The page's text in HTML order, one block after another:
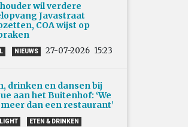
wil verdere
Javastraat
COA wijst op
NIEUWS 27-07-2026 15:23
drinken en dansen bij
aan het Buitenhof: ‘We
dan een restaurant’
ETEN & DRINKEN